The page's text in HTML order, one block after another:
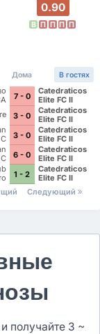
0.90
В П П П П
Дома В гостях
7 - 0
Catedraticos
Elite FC II
3 - 0
Catedraticos
Elite FC II
3 - 0
Catedraticos
Elite FC II
6 - 0
Catedraticos
Elite FC II
1 - 2
Catedraticos
Elite FC II
Следующий
получайте 3 ~